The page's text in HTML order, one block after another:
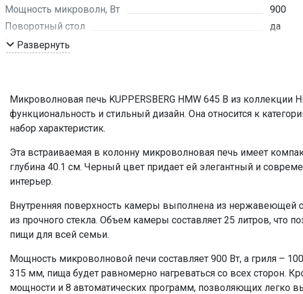
Мощность микроволн, Вт
900
Поворотный стол
да
Гриль
Автоматические программы
8
Мощность подключения, Вт
1450
Мощность гриля, Вт
Часы
Размораживание
ПРОМО Скидка
Развернуть
Микроволновая печь KUPPERSBERG HMW 645 B из коллекции
функциональность и стильный дизайн. Она относится к
набор характеристик.
Эта встраиваемая в колонну микроволновая печь имеет
глубина 40.1 см. Черный цвет придает ей элегантный и
интерьер.
Внутренняя поверхность камеры выполнена из нержавеющей
из прочного стекла. Объем камеры составляет 25 литров, что
пищи для всей семьи.
Мощность микроволновой печи составляет 900 Вт, а гриля –
315 мм, пища будет равномерно нагреваться со всех сторон.
мощности и 8 автоматических программ, позволяющих легко